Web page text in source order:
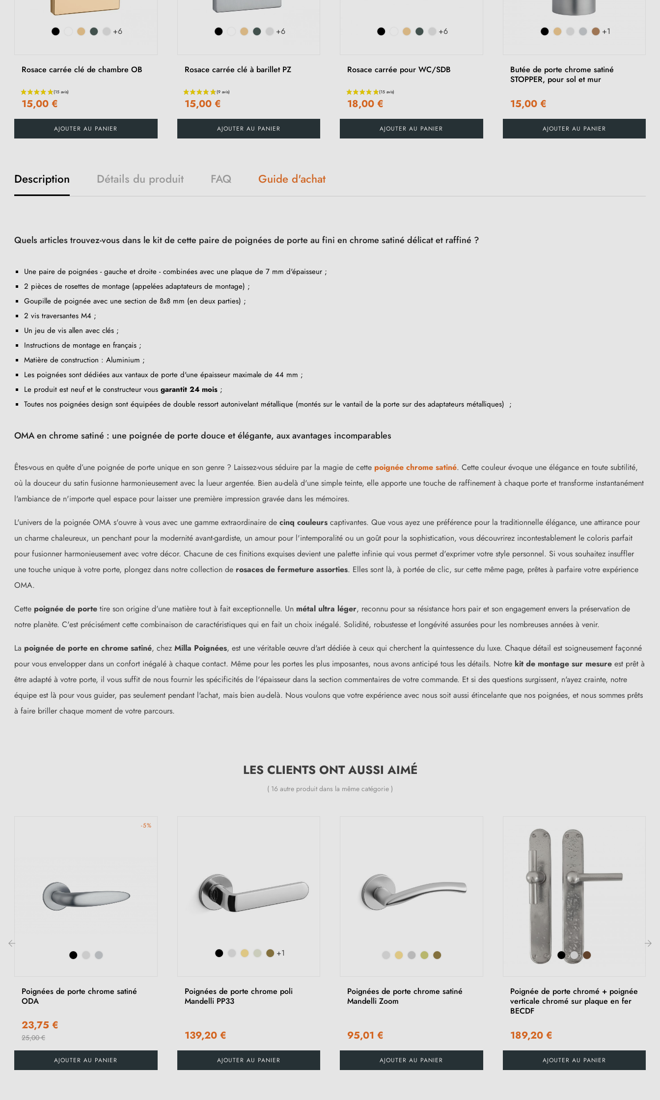
+6
Rosace carrée clé de chambre OB
(15 avis)
15,00 €
AJOUTER AU PANIER
+6
Rosace carrée clé à barillet PZ
(9 avis)
15,00 €
AJOUTER AU PANIER
+6
Rosace carrée pour WC/SDB
(15 avis)
18,00 €
AJOUTER AU PANIER
+1
Butée de porte chrome satiné
STOPPER, pour sol et mur
15,00 €
AJOUTER AU PANIER
Description Détails du produit FAQ Guide d'achat
Quels articles trouvez-vous dans le kit de cette paire de poignées de porte au fini en chrome satiné délicat et raffiné ?
Une paire de poignées - gauche et droite - combinées avec une plaque de 7 mm d'épaisseur ;
2 pièces de rosettes de montage (appelées adaptateurs de montage) ;
Goupille de poignée avec une section de 8x8 mm (en deux parties) ;
2 vis traversantes M4 ;
Un jeu de vis allen avec clés ;
Instructions de montage en français ;
Matière de construction : Aluminium ;
Les poignées sont dédiées aux vantaux de porte d'une épaisseur maximale de 44 mm ;
Le produit est neuf et le constructeur vous garantit 24 mois ;
Toutes nos poignées design sont équipées de double ressort autonivelant métallique (montés sur le vantail de la porte sur des adaptateurs métalliques) ;
OMA en chrome satiné : une poignée de porte douce et élégante, aux avantages incomparables
Êtes-vous en quête d’une poignée de porte unique en son genre ? Laissez-vous séduire par la magie de cette poignée chrome satiné. Cette couleur évoque une élégance en toute subtilité,
où la douceur du satin fusionne harmonieusement avec la lueur argentée. Bien au-delà d'une simple teinte, elle apporte une touche de raffinement à chaque porte et transforme instantanément
l'ambiance de n'importe quel espace pour laisser une première impression gravée dans les mémoires.
L'univers de la poignée OMA s'ouvre à vous avec une gamme extraordinaire de cinq couleurs captivantes. Que vous ayez une préférence pour la traditionnelle élégance, une attirance pour
un charme chaleureux, un penchant pour la modernité avant-gardiste, un amour pour l'intemporalité ou un goût pour la sophistication, vous découvrirez incontestablement le coloris parfait
pour fusionner harmonieusement avec votre décor. Chacune de ces finitions exquises devient une palette infinie qui vous permet d'exprimer votre style personnel. Si vous souhaitez insuffler
une touche unique à votre porte, plongez dans notre collection de rosaces de fermeture assorties. Elles sont là, à portée de clic, sur cette même page, prêtes à parfaire votre expérience
OMA.
Cette poignée de porte tire son origine d'une matière tout à fait exceptionnelle. Un métal ultra léger, reconnu pour sa résistance hors pair et son engagement envers la préservation de
notre planète. C'est précisément cette combinaison de caractéristiques qui en fait un choix inégalé. Solidité, robustesse et longévité assurées pour les nombreuses années à venir.
La poignée de porte en chrome satiné, chez Milla Poignées, est une véritable œuvre d'art dédiée à ceux qui cherchent la quintessence du luxe. Chaque détail est soigneusement façonné
pour vous envelopper dans un confort inégalé à chaque contact. Même pour les portes les plus imposantes, nous avons anticipé tous les détails. Notre kit de montage sur mesure est prêt à
être adapté à votre porte, il vous suffit de nous fournir les spécificités de l'épaisseur dans la section commentaires de votre commande. Et si des questions surgissent, n'ayez crainte, notre
équipe est là pour vous guider, pas seulement pendant l'achat, mais bien au-delà. Nous voulons que votre expérience avec nous soit aussi étincelante que nos poignées, et nous sommes prêts
à faire briller chaque moment de votre parcours.
LES CLIENTS ONT AUSSI AIMÉ
( 16 autre produit dans la même catégorie )
Poignées de porte chrome satiné
ODA
25,00 €
-5%
23,75 €
AJOUTER AU PANIER
+1
Poignées de porte chrome poli
Mandelli PP33
139,20 €
AJOUTER AU PANIER
Poignées de porte chrome satiné
Mandelli Zoom
95,01 €
AJOUTER AU PANIER
Poignée de porte chromé + poignée
verticale chromé sur plaque en fer
BECDF
189,20 €
AJOUTER AU PANIER